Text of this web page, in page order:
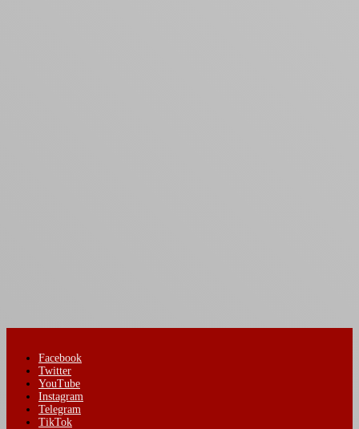
Facebook
Twitter
YouTube
Instagram
Telegram
TikTok